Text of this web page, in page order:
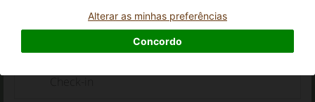
Alterar as minhas preferências
Concordo
Entre em contacto com o proprietário
Data de check-in